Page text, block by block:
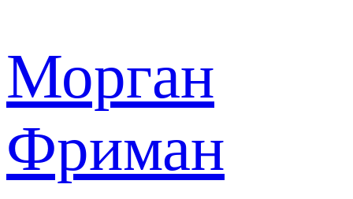
Морган
Фриман